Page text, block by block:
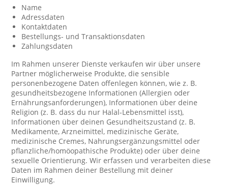
Name
Adressdaten
Kontaktdaten
Bestellungs- und Transaktionsdaten
Zahlungsdaten
Im Rahmen unserer Dienste verkaufen wir über unsere
Partner möglicherweise Produkte, die sensible
personenbezogene Daten offenlegen können, wie z. B.
gesundheitsbezogene Informationen (Allergien oder
Ernährungsanforderungen), Informationen über deine
Religion (z. B. dass du nur Halal-Lebensmittel isst),
Informationen über deinen Gesundheitszustand (z. B.
Medikamente, Arzneimittel, medizinische Geräte,
medizinische Cremes, Nahrungsergänzungsmittel oder
pflanzliche/homöopathische Produkte) oder über deine
sexuelle Orientierung. Wir erfassen und verarbeiten diese
Daten im Rahmen deiner Bestellung mit deiner
Einwilligung.